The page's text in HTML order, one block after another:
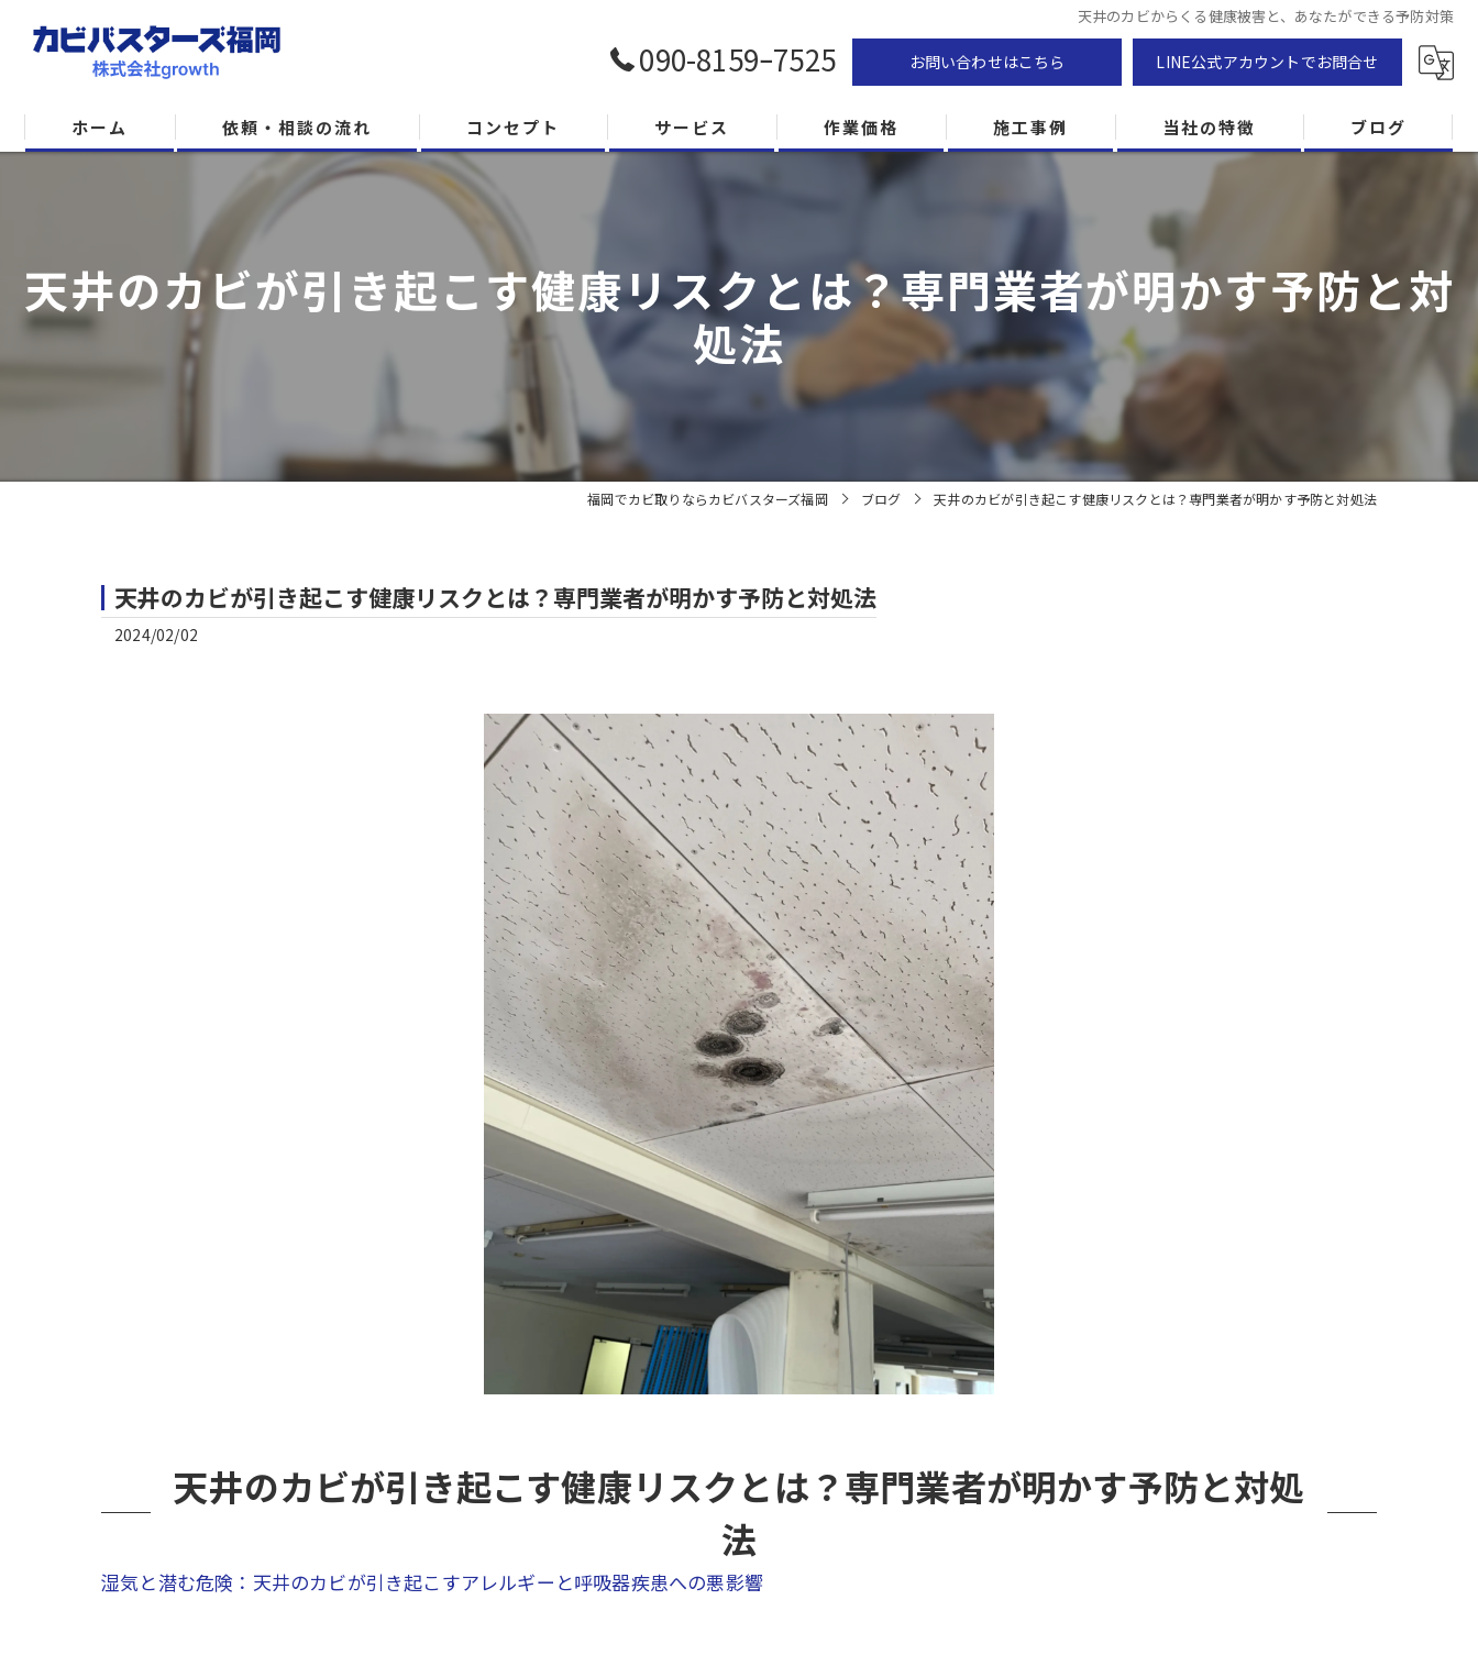
天井のカビからくる健康被害と、あなたができる予防対策
090-8159ｰ7525 お問い合わせはこちら LINE公式アカウントでお問合せ
ホーム 依頼・相談の流れ コンセプト サービス 作業価格 施工事例 当社の特徴
防カビ
カビ専門
ZEH住宅
カビ検査
ブログ
天井のカビが引き起こす健康リスクとは？専門業者が明かす予防と対
処法
福岡でカビ取りならカビバスターズ福岡 ブログ 天井のカビが引き起こす健康リスクとは？専門業者が明かす予防と対処法
天井のカビが引き起こす健康リスクとは？専門業者が明かす予防と対処法
2024/02/02
天井のカビが引き起こす健康リスクとは？専門業者が明かす予防と対処
法
湿気と潜む危険：天井のカビが引き起こすアレルギーと呼吸器疾患への悪影響